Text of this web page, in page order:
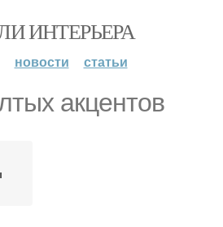
ИНТЕРЬЕРА
новости статьи
акцентов